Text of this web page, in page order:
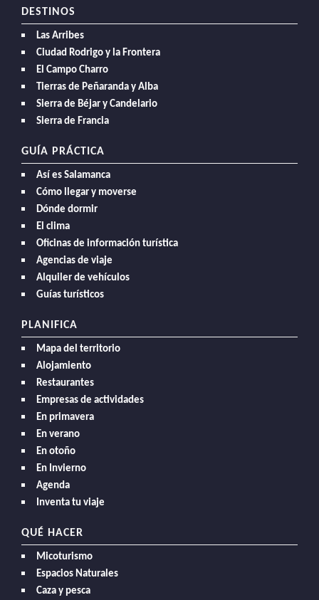
DESTINOS
Las Arribes
Ciudad Rodrigo y la Frontera
El Campo Charro
Tierras de Peñaranda y Alba
Sierra de Béjar y Candelario
Sierra de Francia
GUÍA PRÁCTICA
Así es Salamanca
Cómo llegar y moverse
Dónde dormir
El clima
Oficinas de información turística
Agencias de viaje
Alquiler de vehículos
Guías turísticos
PLANIFICA
Mapa del territorio
Alojamiento
Restaurantes
Empresas de actividades
En primavera
En verano
En otoño
En Invierno
Agenda
Inventa tu viaje
QUÉ HACER
Micoturismo
Espacios Naturales
Caza y pesca